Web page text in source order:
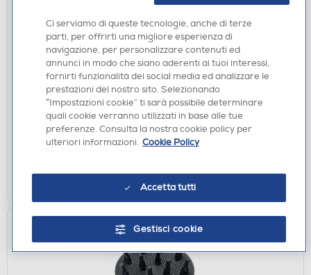
REGOLABARBA E TAGLIACAPELLI
AAAMAZE - Regolabarba TRIMMAX PRO-BLACK
€ 39,90
Acquisto online:disponibile
Ritiro in negozio in 30' gratuito:verifica
AGGIUNGI
Ci serviamo di queste tecnologie, anche di terze
parti, per offrirti una migliore esperienza di
navigazione, per personalizzare contenuti ed
annunci in modo che siano aderenti ai tuoi interessi,
fornirti funzionalità dei social media ed analizzare le
prestazioni del nostro sito. Selezionando
“Impostazioni cookie” ti sarà possibile determinare
quali cookie verranno utilizzati in base alle tue
preferenze. Consulta la nostra cookie policy per
ulteriori informazioni. Cookie Policy
Accetta tutti
Gestisci cookie